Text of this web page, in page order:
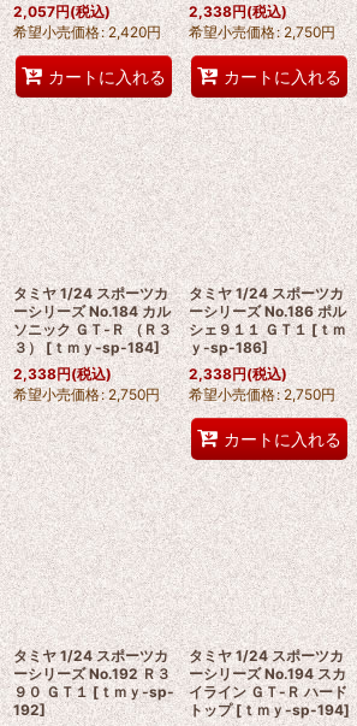
2,057円(税込)
希望小売価格: 2,420円
カートに入れる
2,338円(税込)
希望小売価格: 2,750円
カートに入れる
タミヤ 1/24 スポーツカ
ーシリーズ No.184 カル
ソニック ＧＴ‐Ｒ （Ｒ３
３） [ｔｍｙ-sp-184]
2,338円(税込)
希望小売価格: 2,750円
タミヤ 1/24 スポーツカ
ーシリーズ No.186 ポル
シェ９１１ ＧＴ１ [ｔｍ
ｙ-sp-186]
2,338円(税込)
希望小売価格: 2,750円
カートに入れる
タミヤ 1/24 スポーツカ
ーシリーズ No.192 Ｒ３
９０ ＧＴ１ [ ｔｍｙ-sp-
192]
タミヤ 1/24 スポーツカ
ーシリーズ No.194 スカ
イライン ＧＴ-Ｒ ハード
トップ [ｔｍｙ-sp-194]